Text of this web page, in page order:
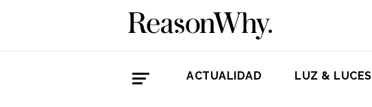
ACTUALIDAD LUZ & LUCES